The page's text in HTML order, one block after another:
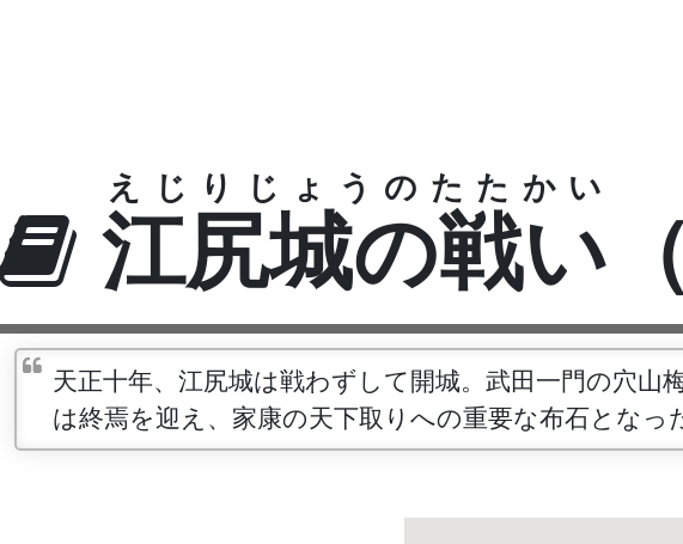
江尻城の戦い
えじりじょうのたたかい
天正十年、江尻城は戦わずして開城。武田一門の穴
は終焉を迎え、家康の天下取りへの重要な布石となっ